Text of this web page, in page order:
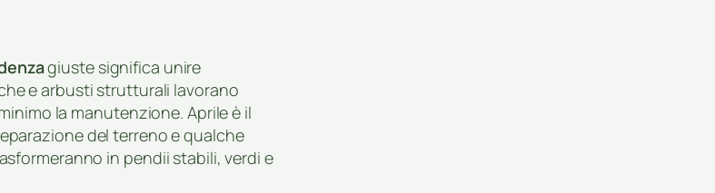
giuste significa unire
e arbusti strutturali lavorano
la manutenzione. Aprile è il
del terreno e qualche
in pendii stabili, verdi e